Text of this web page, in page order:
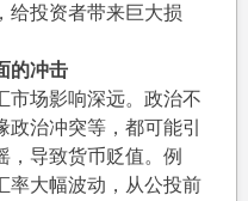
给投资者带来巨大损
的冲击
市场影响深远。政治不
治冲突等，都可能引
，导致货币贬值。例
率大幅波动，从公投前